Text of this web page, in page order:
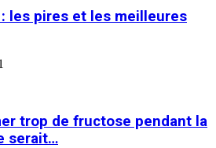
: les pires et les meilleures
trop de fructose pendant la
serait…